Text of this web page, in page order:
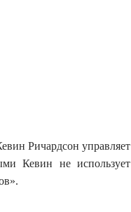
Ричардсон управляет
Кевин не использует